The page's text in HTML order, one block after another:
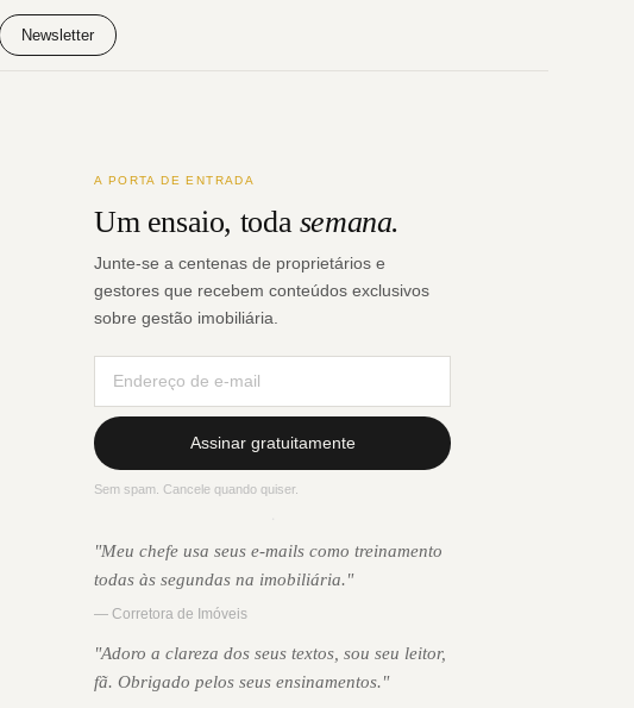
Newsletter
A PORTA DE ENTRADA
Um ensaio, toda semana.
Junte-se a centenas de proprietários e
gestores que recebem conteúdos exclusivos
sobre gestão imobiliária.
Assinar gratuitamente
Sem spam. Cancele quando quiser.
"Meu chefe usa seus e-mails como treinamento
todas às segundas na imobiliária."
— Corretora de Imóveis
"Adoro a clareza dos seus textos, sou seu leitor,
fã. Obrigado pelos seus ensinamentos."